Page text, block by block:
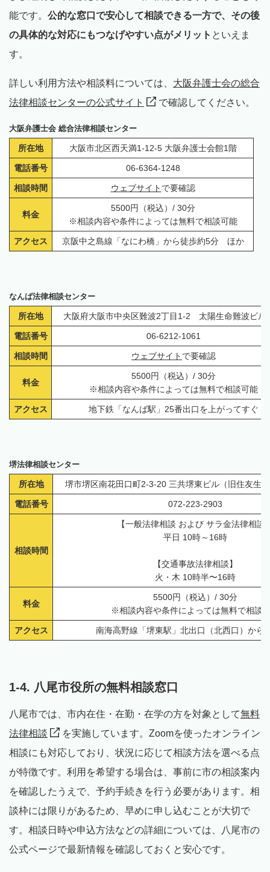
能です。 公的な窓口で安心して相談できる一方で、その後
の具体的な対応にもつなげやすい点がメリット といえま
す。
詳しい利用方法や相談料については、 大阪弁護士会の総合
法律相談センターの公式サイト
で確認してください。
大阪弁護士会 総合法律相談センター
所在地 大阪市北区西天満1-12-5 大阪弁護士会館1階
電話番号 06-6364-1248
相談時間 ウェブサイト で要確認
料金
5500円（税込）/ 30分
※相談内容や条件によっては無料で相談可能
アクセス 京阪中之島線「なにわ橋」から徒歩約5分 ほか
なんば法律相談センター
所在地 大阪府大阪市中央区難波2丁目1-2 太陽生命難波ビル
電話番号 06-6212-1061
相談時間 ウェブサイト で要確認
料金
5500円（税込）/ 30分
※相談内容や条件によっては無料で相談可能
アクセス 地下鉄「なんば駅」25番出口を上がってすぐ
堺法律相談センター
所在地 堺市堺区南花田口町2-3-20 三共堺東ビル（旧住友生
電話番号 072-223-2903
相談時間
【一般法律相談 および サラ金法律相談
平日 10時～16時
【交通事故法律相談】
火・木 10時半〜16時
料金
5500円（税込）/ 30分
※相談内容や条件によっては無料で相談
アクセス 南海高野線「堺東駅」北出口（北西口）から
1-4. 八尾市役所の無料相談窓口
八尾市では、市内在住・在勤・在学の方を対象として無料
法律相談
を実施しています。Zoomを使ったオンライン
相談にも対応しており、状況に応じて相談方法を選べる点
が特徴です。利用を希望する場合は、事前に市の相談案内
を確認したうえで、予約手続きを行う必要があります。相
談枠には限りがあるため、早めに申し込むことが大切で
す。相談日時や申込方法などの詳細については、八尾市の
公式ページで最新情報を確認しておくと安心です。